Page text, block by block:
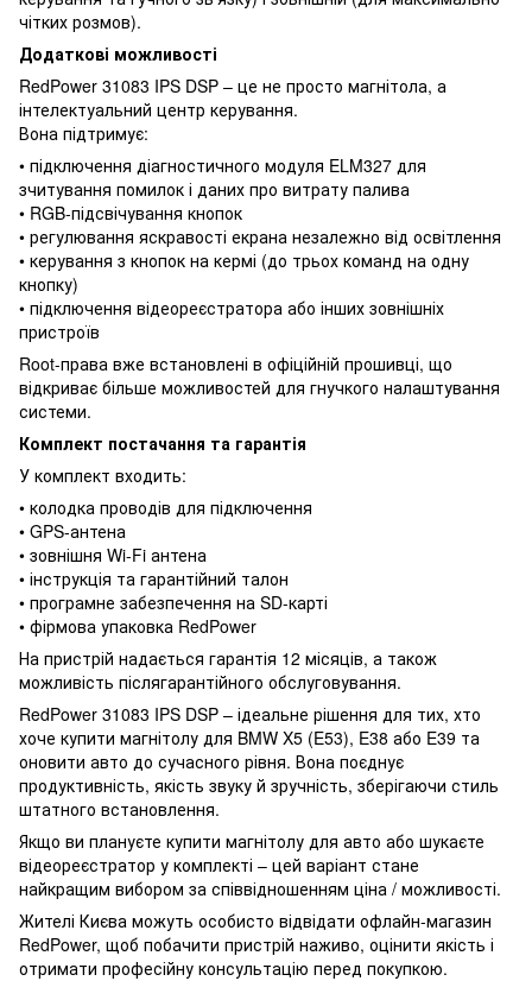
чітких розмов).
Додаткові можливості
RedPower 31083 IPS DSP – це не просто магнітола, а
інтелектуальний центр керування.
Вона підтримує:
• підключення діагностичного модуля ELM327 для
зчитування помилок і даних про витрату палива
• RGB-підсвічування кнопок
• регулювання яскравості екрана незалежно від освітлення
• керування з кнопок на кермі (до трьох команд на одну
кнопку)
• підключення відеореєстратора або інших зовнішніх
пристроїв
Root-права вже встановлені в офіційній прошивці, що
відкриває більше можливостей для гнучкого налаштування
системи.
Комплект постачання та гарантія
У комплект входить:
• колодка проводів для підключення
• GPS-антена
• зовнішня Wi-Fi антена
• інструкція та гарантійний талон
• програмне забезпечення на SD-карті
• фірмова упаковка RedPower
На пристрій надається гарантія 12 місяців, а також
можливість післягарантійного обслуговування.
RedPower 31083 IPS DSP – ідеальне рішення для тих, хто
хоче купити магнітолу для BMW X5 (E53), E38 або E39 та
оновити авто до сучасного рівня. Вона поєднує
продуктивність, якість звуку й зручність, зберігаючи стиль
штатного встановлення.
Якщо ви плануєте купити магнітолу для авто або шукаєте
відеореєстратор у комплекті – цей варіант стане
найкращим вибором за співвідношенням ціна / можливості.
Жителі Києва можуть особисто відвідати офлайн-магазин
RedPower, щоб побачити пристрій наживо, оцінити якість і
отримати професійну консультацію перед покупкою.